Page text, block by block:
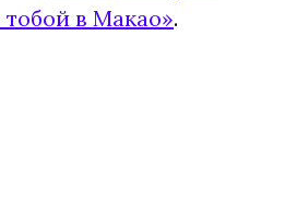
в Макао».